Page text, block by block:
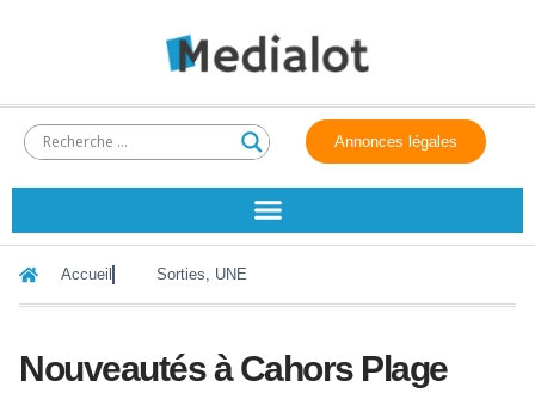
Annonces légales
Accueil Sorties, UNE
Nouveautés à Cahors Plage